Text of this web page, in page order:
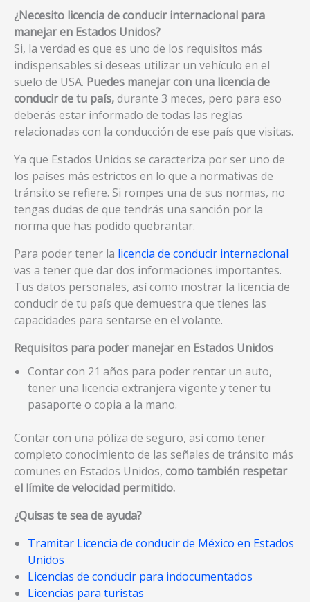
¿Necesito licencia de conducir internacional para
manejar en Estados Unidos?
Si, la verdad es que es uno de los requisitos más
indispensables si deseas utilizar un vehículo en el
suelo de USA. Puedes manejar con una licencia de
conducir de tu país,durante 3 meces, pero para eso
deberás estar informado de todas las reglas
relacionadas con la conducción de ese país que visitas.
Ya que Estados Unidos se caracteriza por ser uno de
los países más estrictos en lo que a normativas de
tránsito se refiere. Si rompes una de sus normas, no
tengas dudas de que tendrás una sanción por la
norma que has podido quebrantar.
Para poder tener la licencia de conducir internacional
vas a tener que dar dos informaciones importantes.
Tus datos personales, así como mostrar la licencia de
conducir de tu país que demuestra que tienes las
capacidades para sentarse en el volante.
Requisitos para poder manejar en Estados Unidos
Contar con 21 años para poder rentar un auto,
tener una licencia extranjera vigente y tener tu
pasaporte o copia a la mano.
Contar con una póliza de seguro, así como tener
completo conocimiento de las señales de tránsito más
comunes en Estados Unidos, como también respetar
el límite de velocidad permitido.
¿Quisas te sea de ayuda?
Tramitar Licencia de conducir de México en Estados
Unidos
Licencias de conducir para indocumentados
Licencias para turistas